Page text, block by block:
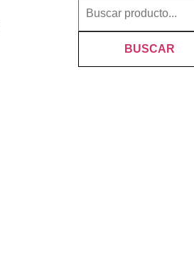
BUSCAR